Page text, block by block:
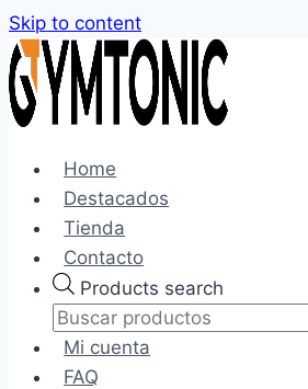
Skip to content
Home
Destacados
Tienda
Contacto
Products search
Mi cuenta
FAQ